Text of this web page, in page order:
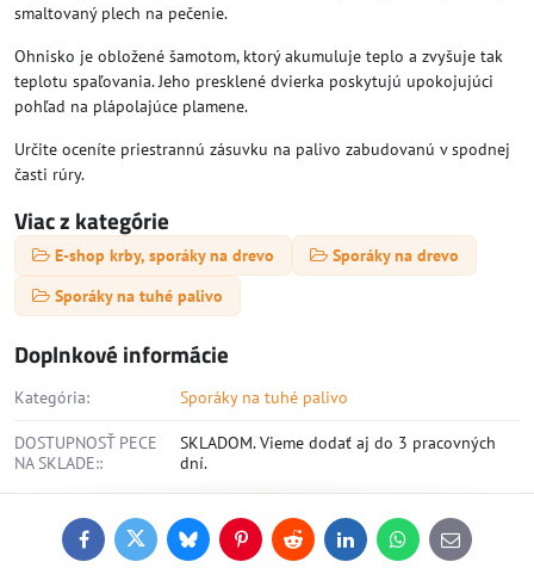
smaltovaný plech na pečenie.
Ohnisko je obložené šamotom, ktorý akumuluje teplo a zvyšuje tak
teplotu spaľovania. Jeho presklené dvierka poskytujú upokojujúci
pohľad na plápolajúce plamene.
Určite oceníte priestrannú zásuvku na palivo zabudovanú v spodnej
časti rúry.
Viac z kategórie
E-shop krby, sporáky na drevo
Sporáky na drevo
Sporáky na tuhé palivo
Doplnkové informácie
Kategória: Sporáky na tuhé palivo
DOSTUPNOSŤ PECE
NA SKLADE::
SKLADOM. Vieme dodať aj do 3 pracovných
dní.
FacebookTwitterBlueskyPinterestReddit LinkedInWhatsApp
E-
mail